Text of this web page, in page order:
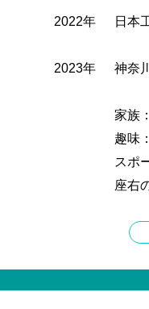
2022年
2023年
日本
神奈
家族
趣味
スポ
座右